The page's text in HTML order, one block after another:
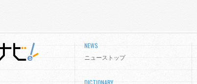
NEWS
ニューストップ
DICTIONARY